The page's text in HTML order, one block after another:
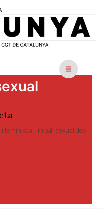
feminista Treball sexual des